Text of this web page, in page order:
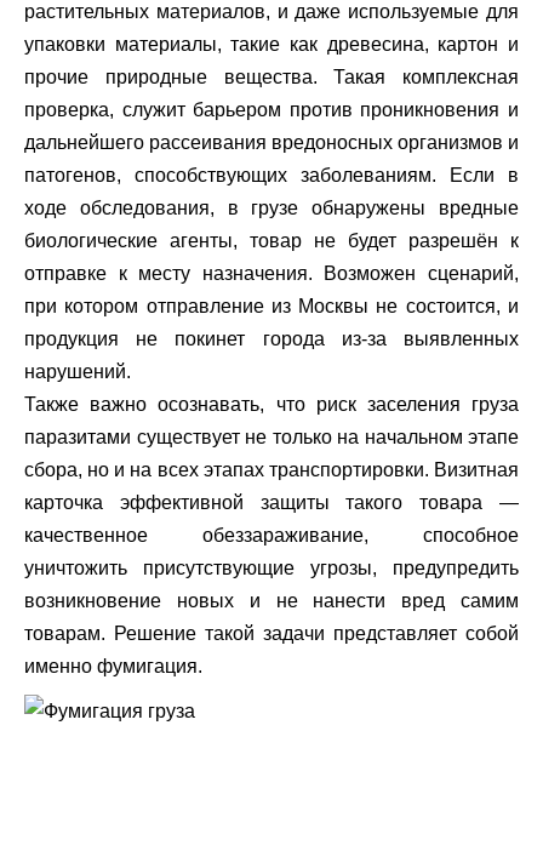
растительных материалов, и даже используемые для
упаковки материалы, такие как древесина, картон и
прочие природные вещества. Такая комплексная
проверка, служит барьером против проникновения и
дальнейшего рассеивания вредоносных организмов и
патогенов, способствующих заболеваниям. Если в
ходе обследования, в грузе обнаружены вредные
биологические агенты, товар не будет разрешён к
отправке к месту назначения. Возможен сценарий,
при котором отправление из Москвы не состоится, и
продукция не покинет города из-за выявленных
нарушений.
Также важно осознавать, что риск заселения груза
паразитами существует не только на начальном этапе
сбора, но и на всех этапах транспортировки. Визитная
карточка эффективной защиты такого товара —
качественное обеззараживание, способное
уничтожить присутствующие угрозы, предупредить
возникновение новых и не нанести вред самим
товарам. Решение такой задачи представляет собой
именно фумигация.